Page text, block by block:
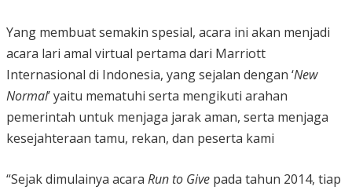
Yang membuat semakin spesial, acara ini akan menjadi
acara lari amal virtual pertama dari Marriott
Internasional di Indonesia, yang sejalan dengan ‘New
Normal’ yaitu mematuhi serta mengikuti arahan
pemerintah untuk menjaga jarak aman, serta menjaga
kesejahteraan tamu, rekan, dan peserta kami
“Sejak dimulainya acara Run to Give pada tahun 2014, tiap